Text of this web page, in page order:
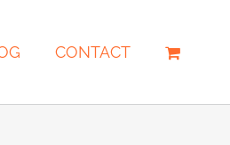
CONTACT